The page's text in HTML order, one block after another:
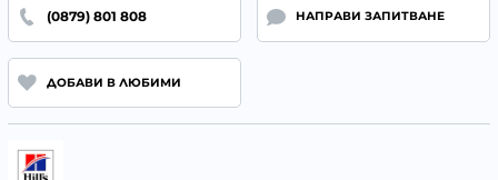
(0879) 801 808 НАПРАВИ ЗАПИТВАНЕ
ДОБАВИ В ЛЮБИМИ